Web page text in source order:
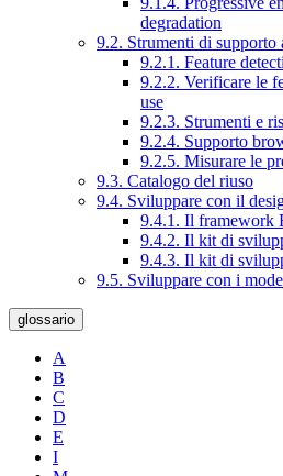
degradation
9.2. Strumenti di
9.2.1. Feature
9.2.2. Verificare le
use
9.2.3. Strumenti e
9.2.4. Supporto
9.2.5. Misurare le
9.3. Catalogo del riuso
9.4. Sviluppare con il
9.4.1. Il framework
9.4.2. Il kit di
9.4.3. Il kit di
9.5. Sviluppare con i
glossario
A
B
C
D
E
I